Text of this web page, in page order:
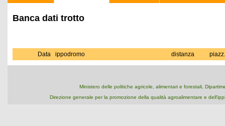
Banca dati trotto
Data ippodromo distanza piazz.
Ministero delle politiche agricole, alimentari e forestali,
Direzione generale per la promozione della qualità agroalimentare e